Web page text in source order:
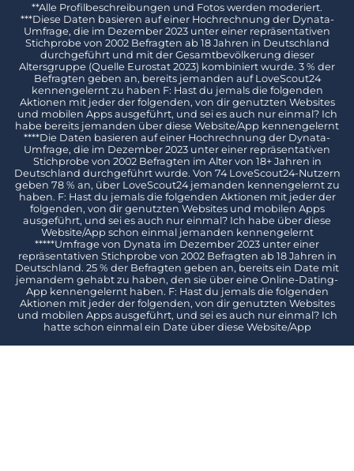
**Alle Profilbeschreibungen und Fotos werden moderiert.
***Diese Daten basieren auf einer Hochrechnung der Dynata-
Umfrage, die im Dezember 2023 unter einer repräsentativen
Stichprobe von 2002 Befragten ab 18 Jahren in Deutschland
durchgeführt und mit der Gesamtbevölkerung dieser
Altersgruppe (Quelle Eurostat 2023) kombiniert wurde. 3 % der
Befragten geben an, bereits jemanden auf LoveScout24
kennengelernt zu haben F: Hast du jemals die folgenden
Aktionen mit jeder der folgenden, von dir genutzten Websites
und mobilen Apps ausgeführt, und sei es auch nur einmal? Ich
habe bereits jemanden über diese Website/App kennengelernt
****Die Daten basieren auf einer Hochrechnung der Dynata-
Umfrage, die im Dezember 2023 unter einer repräsentativen
Stichprobe von 2002 Befragten im Alter von 18+ Jahren in
Deutschland durchgeführt wurde. Von 74 LoveScout24-Nutzern
geben 78 % an, über LoveScout24 jemanden kennengelernt zu
haben. F: Hast du jemals die folgenden Aktionen mit jeder der
folgenden, von dir genutzten Websites und mobilen Apps
ausgeführt, und sei es auch nur einmal? Ich habe über diese
Website/App schon einmal jemanden kennengelernt
*****Umfrage von Dynata im Dezember 2023 unter einer
repräsentativen Stichprobe von 2002 Befragten ab 18 Jahren in
Deutschland. 25 % der Befragten geben an, bereits ein Date mit
jemandem gehabt zu haben, den sie über eine Online-Dating-
App kennengelernt haben. F: Hast du jemals die folgenden
Aktionen mit jeder der folgenden, von dir genutzten Websites
und mobilen Apps ausgeführt, und sei es auch nur einmal? Ich
hatte schon einmal ein Date über diese Website/App